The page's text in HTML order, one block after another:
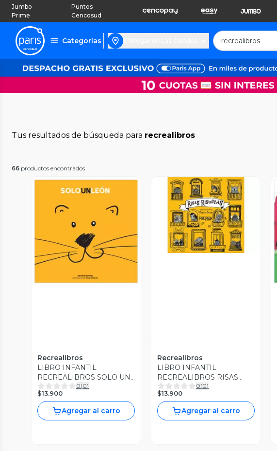
Jumbo
Prime
Puntos
Cencosud
Categorías
Tus resultados de búsqueda para recrealibros
66 productos encontrados
Vista Previa
Recrealibros
LIBRO INFANTIL
RECREALIBROS SOLO UN
LEÓN
0(0)
$13.900
Agregar al carro
Vista Previa
Recrealibros
LIBRO INFANTIL
RECREALIBROS RISAS
RISUEÑAS 0(0)
$13.900
Agregar al carro